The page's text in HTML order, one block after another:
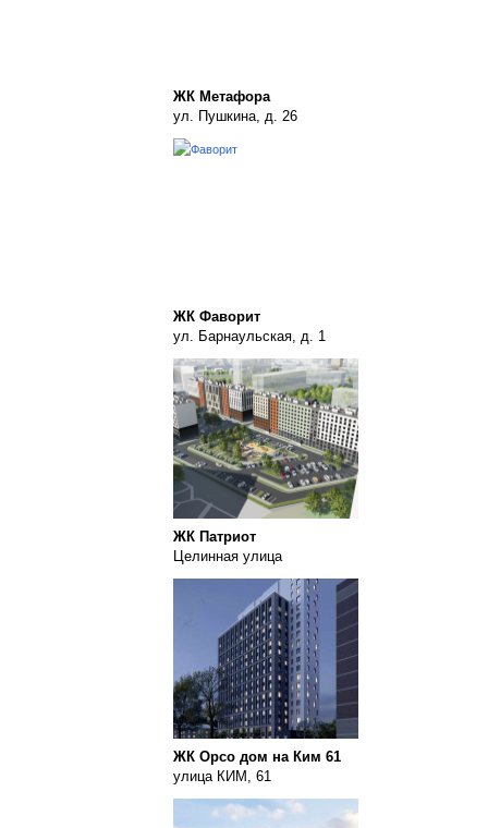
ЖК Метафора
ул. Пушкина, д. 26
ЖК Фаворит
ул. Барнаульская, д. 1
ЖК Патриот
Целинная улица
ЖК Орсо дом на Ким 61
улица КИМ, 61